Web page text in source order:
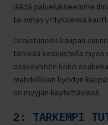
jäädä palvelukseemme
tai oman yrityksensä
Onnistuneen kaupan
tärkeää keskustella myös
osakeyhtiön koko
mahdollisen hyödyn
on myyjän käytettävissä.
2: TARKEMPI